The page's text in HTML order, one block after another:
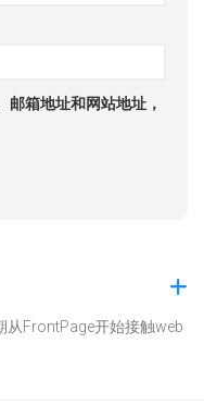
邮箱地址和网站地址，
从FrontPage开始接触web